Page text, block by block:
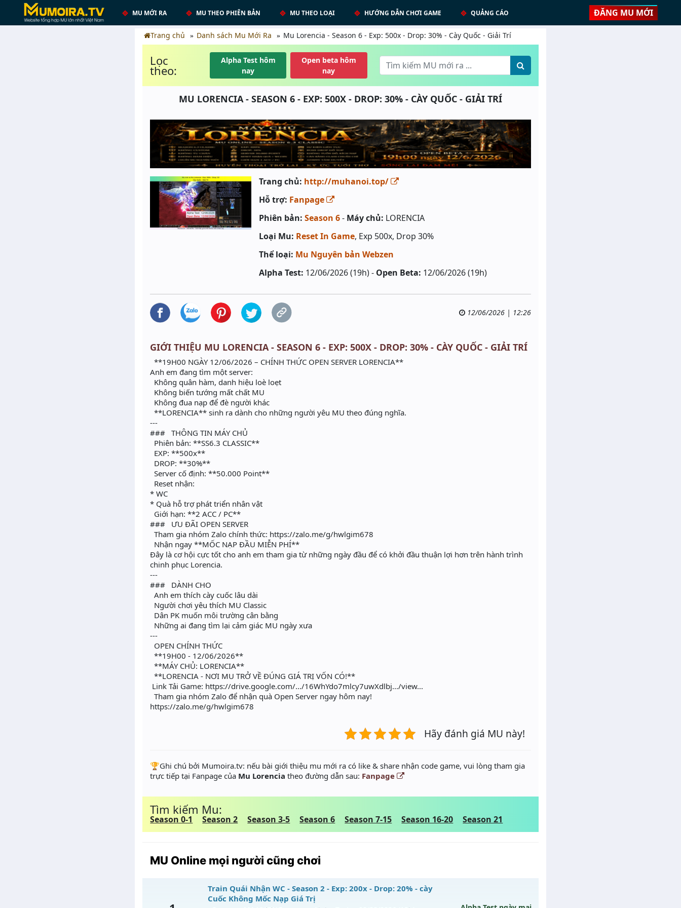
MU MỚI RA MU THEO PHIÊN BẢN MU THEO LOẠI HƯỚNG DẪN CHƠI GAME QUẢNG CÁO ĐĂNG MU MỚI
Trang chủ Danh sách Mu Mới Ra Mu Lorencia - Season 6 - Exp: 500x - Drop: 30% - Cày Quốc - Giải Trí
Lọc
theo:
Alpha Test hôm
nay
Open beta hôm
nay
MU LORENCIA - SEASON 6 - EXP: 500X - DROP: 30% - CÀY QUỐC - GIẢI TRÍ
Trang chủ: http://muhanoi.top/
Hỗ trợ: Fanpage
Phiên bản: Season 6- Máy chủ: LORENCIA
Loại Mu: Reset In Game, Exp 500x, Drop 30%
Thể loại: Mu Nguyên bản Webzen
Alpha Test: 12/06/2026 (19h) - Open Beta: 12/06/2026 (19h)
12/06/2026 | 12:26
GIỚI THIỆU MU LORENCIA - SEASON 6 - EXP: 500X - DROP: 30% - CÀY QUỐC - GIẢI TRÍ
**19H00 NGÀY 12/06/2026 – CHÍNH THỨC OPEN SERVER LORENCIA**
Anh em đang tìm một server:
Không quân hàm, danh hiệu loè loẹt
Không biến tướng mất chất MU
Không đua nạp để đè người khác
**LORENCIA** sinh ra dành cho những người yêu MU theo đúng nghĩa.
---
### THÔNG TIN MÁY CHỦ
Phiên bản: **SS6.3 CLASSIC**
EXP: **500x**
DROP: **30%**
Server cố định: **50.000 Point**
Reset nhận:
* WC
* Quà hỗ trợ phát triển nhân vật
Giới hạn: **2 ACC / PC**
### ƯU ĐÃI OPEN SERVER
Tham gia nhóm Zalo chính thức: https://zalo.me/g/hwlgim678
Nhận ngay **MỐC NẠP ĐẦU MIỄN PHÍ**
Đây là cơ hội cực tốt cho anh em tham gia từ những ngày đầu để có khởi đầu thuận lợi hơn trên hành trình
chinh phục Lorencia.
---
### DÀNH CHO
Anh em thích cày cuốc lâu dài
Người chơi yêu thích MU Classic
Dân PK muốn môi trường cân bằng
Những ai đang tìm lại cảm giác MU ngày xưa
---
OPEN CHÍNH THỨC
**19H00 - 12/06/2026**
**MÁY CHỦ: LORENCIA**
**LORENCIA - NƠI MU TRỞ VỀ ĐÚNG GIÁ TRỊ VỐN CÓ!**
Link Tải Game: https://drive.google.com/.../16WhYdo7mlcy7uwXdlbj.../view...
Tham gia nhóm Zalo để nhận quà Open Server ngay hôm nay!
https://zalo.me/g/hwlgim678
Hãy đánh giá MU này!
️🏆Ghi chú bởi Mumoira.tv: nếu bài giới thiệu mu mới ra có like & share nhận code game, vui lòng tham gia
trực tiếp tại Fanpage của Mu Lorencia theo đường dẫn sau: Fanpage
Tìm kiếm Mu:
Season 0-1 Season 2 Season 3-5 Season 6 Season 7-15 Season 16-20 Season 21
MU Online mọi người cũng chơi
Train Quái Nhận WC - Season 2 - Exp: 200x - Drop: 20% - cày
Cuốc Không Mốc Nạp Giá Trị